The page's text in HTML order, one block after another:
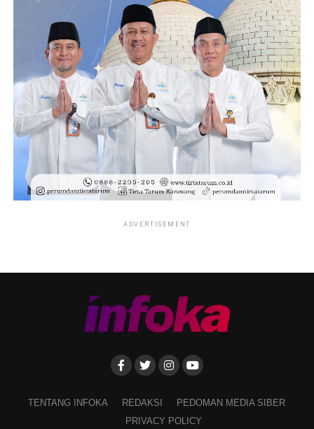
ADVERTISEMENT
TENTANG INFOKA REDAKSI
PEDOMAN MEDIA SIBER
PRIVACY POLICY